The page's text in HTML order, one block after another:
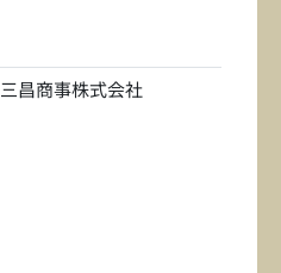
三昌商事株式会社